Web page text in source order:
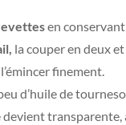
en
la couper en deux
finement.
d’huile de
devient